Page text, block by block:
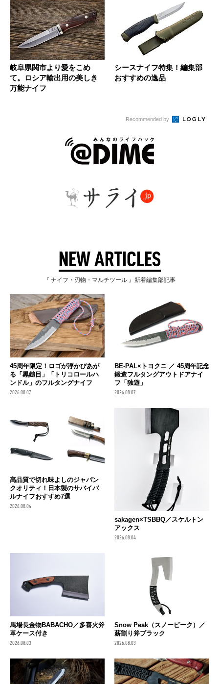
岐阜県関市より愛をこめ
て。ロシア輸出用の美しき
万能ナイフ
シースナイフ特集！編集部
おすすめの逸品
Recommended by
NEW ARTICLES
『 ナイフ・刃物・マルチツール 』新着編集部記事
45周年限定！ロゴが浮かびあが
る「黒鎚目」「トリコロールハ
ンドル」のフルタングナイフ
2026.08.07
BE-PAL×トヨクニ ／ 45周年記念
鍛造フルタングアウトドアナイ
フ「独遊」
2026.08.07
高品質で切れ味よしのジャパン
クオリティ！日本製のサバイバ
ルナイフおすすめ7選
2026.08.04
sakagen×TSBBQ／スケルトン
アックス
2026.08.04
馬場長金物BABACHO／多喜火斧
革ケース付き
2026.08.03
Snow Peak（スノーピーク）／
薪割り斧ブラック
2026.08.03